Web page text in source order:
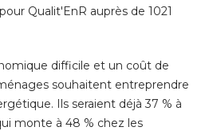
Qualit'EnR auprès de 1021
difficile et un coût de
souhaitent entreprendre
Ils seraient déjà 37 % à
monte à 48 % chez les